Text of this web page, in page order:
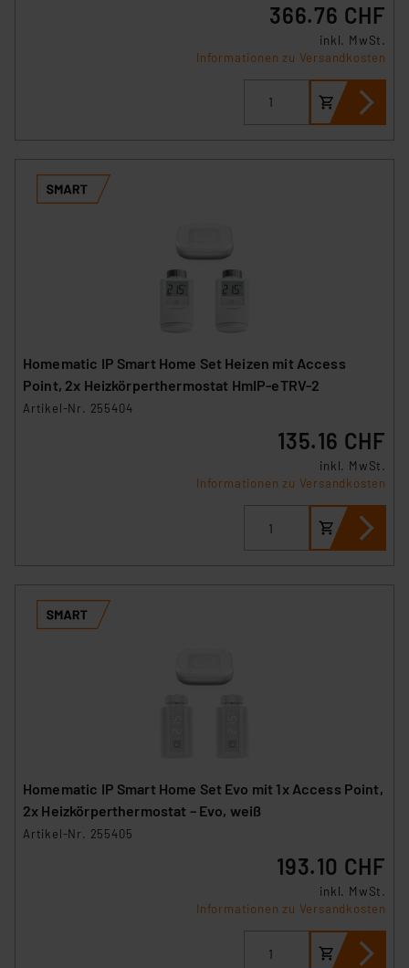
366.76 CHF
inkl. MwSt.
Informationen zu Versandkosten
Homematic IP Smart Home Set Heizen mit Access
Point, 2x Heizkörperthermostat HmIP-eTRV-2
Artikel-Nr. 255404
135.16 CHF
inkl. MwSt.
Informationen zu Versandkosten
Homematic IP Smart Home Set Evo mit 1x Access Point,
2x Heizkörperthermostat – Evo, weiß
Artikel-Nr. 255405
193.10 CHF
inkl. MwSt.
Informationen zu Versandkosten